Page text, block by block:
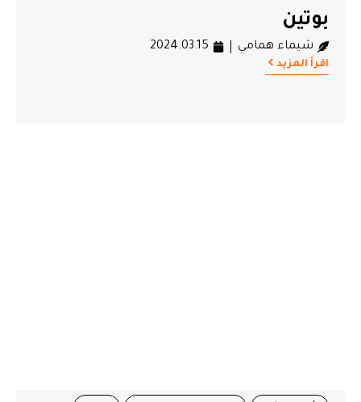
بوتين
شيماء همامي 2024.03.15
اقرأ المزيد